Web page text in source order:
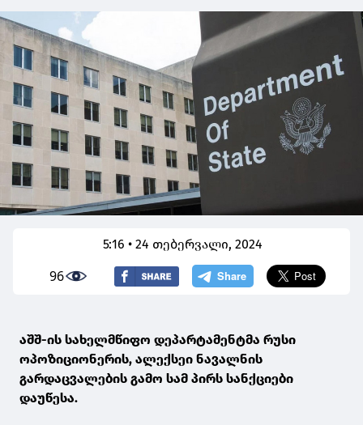
5:16 • 24 თებერვალი, 2024
96
აშშ-ის სახელმწიფო დეპარტამენტმა რუსი
ოპოზიციონერის, ალექსეი ნავალნის
გარდაცვალების გამო სამ პირს სანქციები
დაუწესა.